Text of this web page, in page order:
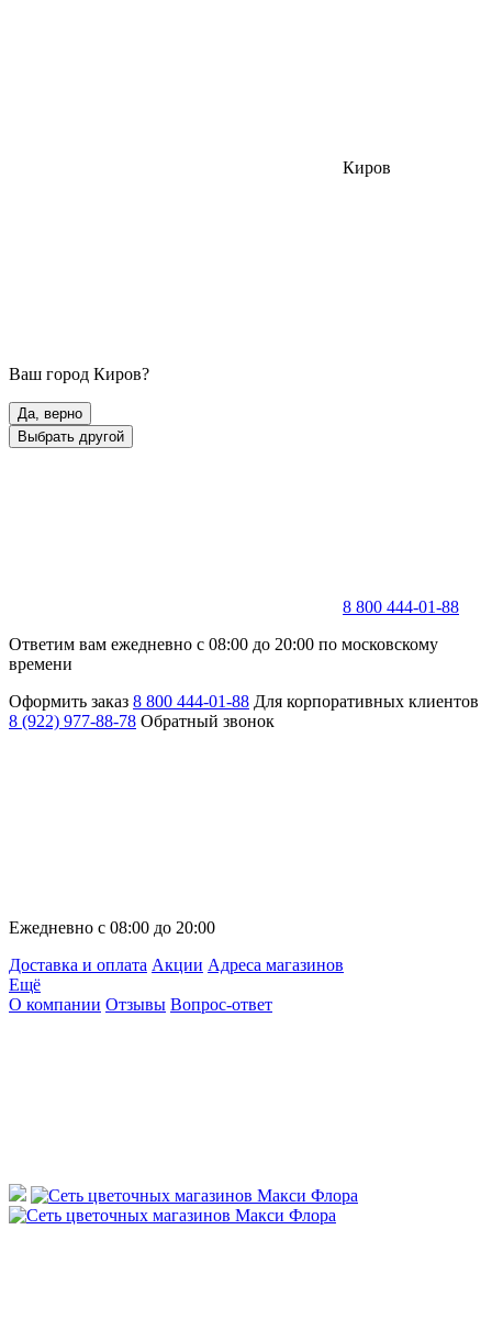
Киров
Ваш город Киров?
Да, верно
Выбрать другой
8 800 444-01-88
Ответим вам ежедневно с 08:00 до 20:00 по московскому
времени
Оформить заказ 8 800 444-01-88 Для корпоративных клиентов
8 (922) 977-88-78 Обратный звонок
Ежедневно с 08:00 до 20:00
Доставка и оплата Акции Адреса магазинов
Ещё
О компании Отзывы Вопрос-ответ